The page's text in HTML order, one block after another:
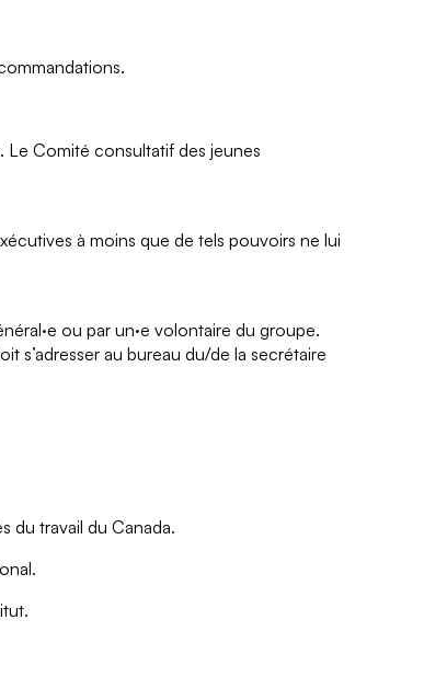
Le Comité consultatif des jeunes
à moins que de tels pouvoirs ne lui
ou par un·e volontaire du groupe.
s’adresser au bureau du/de la secrétaire
du travail du Canada.